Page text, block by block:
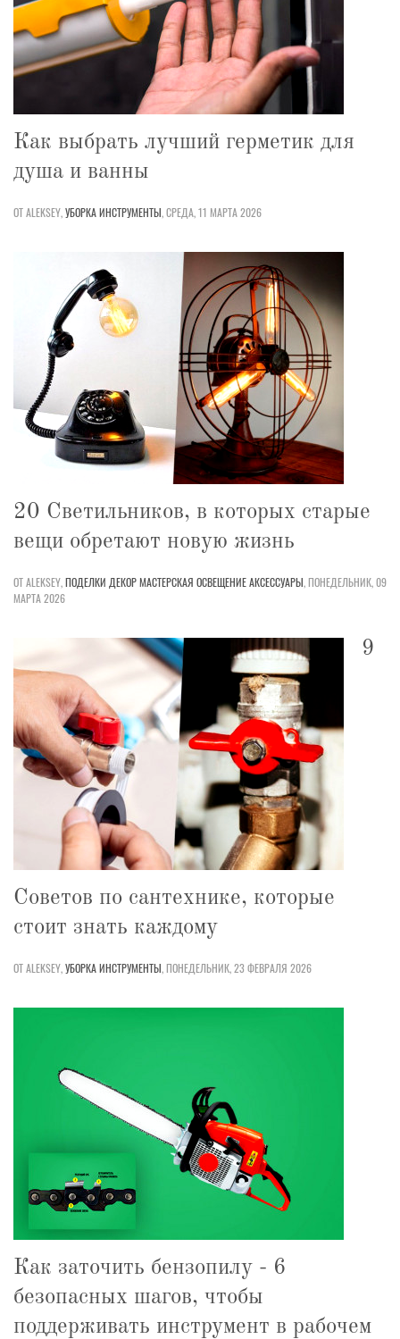
Как выбрать лучший герметик для
душа и ванны
ОТ ALEKSEY,УБОРКАИНСТРУМЕНТЫ,СРЕДА, 11 МАРТА 2026
20 Светильников, в которых старые
вещи обретают новую жизнь
ОТ ALEKSEY,ПОДЕЛКИ ДЕКОРМАСТЕРСКАЯ ОСВЕЩЕНИЕАКСЕССУАРЫ,ПОНЕДЕЛЬНИК, 09
МАРТА 2026
9
Советов по сантехнике, которые
стоит знать каждому
ОТ ALEKSEY,УБОРКАИНСТРУМЕНТЫ,ПОНЕДЕЛЬНИК, 23 ФЕВРАЛЯ 2026
Как заточить бензопилу - 6
безопасных шагов, чтобы
поддерживать инструмент в рабочем